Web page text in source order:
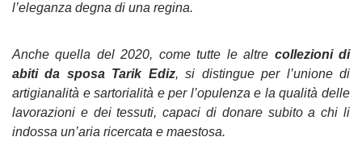
l’eleganza degna di una regina.
Anche quella del 2020, come tutte le altre collezioni di
abiti da sposa Tarik Ediz, si distingue per l’unione di
artigianalità e sartorialità e per l’opulenza e la qualità delle
lavorazioni e dei tessuti, capaci di donare subito a chi li
indossa un’aria ricercata e maestosa.